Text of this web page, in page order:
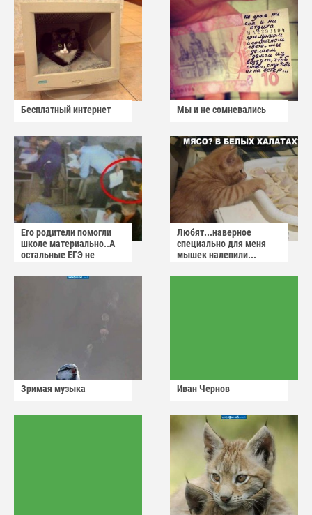
Бесплатный интернет Мы и не сомневались
Его родители помогли
школе материально..А
остальные ЕГЭ не
Любят...наверное
специально для меня
мышек налепили...
Зримая музыка Иван Чернов